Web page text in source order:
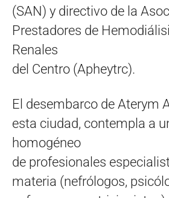
(SAN) y directivo de la
Prestadores de
Renales
del Centro (Apheytrc).
El desembarco de Aterym
esta ciudad, contempla a
homogéneo
de profesionales
materia (nefrólogos,